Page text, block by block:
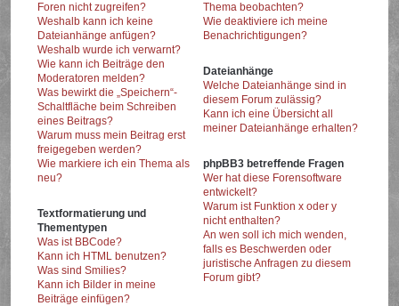
Foren nicht zugreifen?
Weshalb kann ich keine
Dateianhänge anfügen?
Weshalb wurde ich verwarnt?
Wie kann ich Beiträge den
Moderatoren melden?
Was bewirkt die „Speichern“-
Schaltfläche beim Schreiben
eines Beitrags?
Warum muss mein Beitrag erst
freigegeben werden?
Wie markiere ich ein Thema als
neu?
Textformatierung und
Thementypen
Was ist BBCode?
Kann ich HTML benutzen?
Was sind Smilies?
Kann ich Bilder in meine
Beiträge einfügen?
Thema beobachten?
Wie deaktiviere ich meine
Benachrichtigungen?
Dateianhänge
Welche Dateianhänge sind in
diesem Forum zulässig?
Kann ich eine Übersicht all
meiner Dateianhänge erhalten?
phpBB3 betreffende Fragen
Wer hat diese Forensoftware
entwickelt?
Warum ist Funktion x oder y
nicht enthalten?
An wen soll ich mich wenden,
falls es Beschwerden oder
juristische Anfragen zu diesem
Forum gibt?